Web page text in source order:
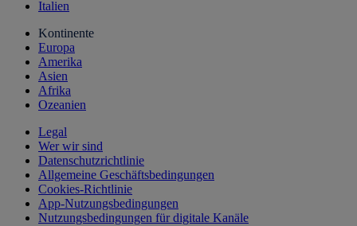
Italien
Kontinente
Europa
Amerika
Asien
Afrika
Ozeanien
Legal
Wer wir sind
Datenschutzrichtlinie
Allgemeine Geschäftsbedingungen
Cookies-Richtlinie
App-Nutzungsbedingungen
Nutzungsbedingungen für digitale Kanäle